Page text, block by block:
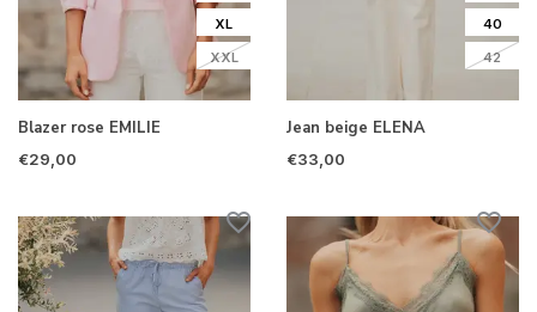
XL
XXL
Blazer rose EMILIE
€29,00
40
42
Jean beige ELENA
€33,00